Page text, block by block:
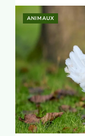
ANIMAUX